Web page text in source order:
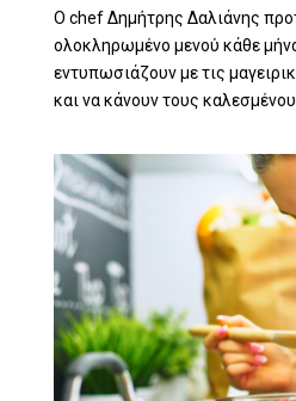
O chef Δημήτρης Δαλιάνης
ολοκληρωμένο μενού κάθε
εντυπωσιάζουν με τις
και να κάνουν τους